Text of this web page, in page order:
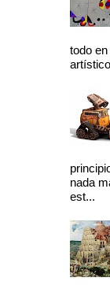
todo
nada
est...